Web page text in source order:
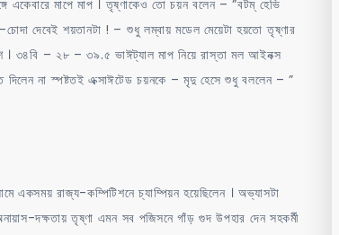
একেবারে মাপে মাপ । তৃষ্ণাকেও তো চয়ন বলেন – ”বটম্ হেভি
দেবেই শয়তানটা ! – শুধু লম্বায় মডেল মেয়েটা হয়তো তৃষ্ণার
। ৩৪বি – ২৮ – ৩৯.৫ ভাঈট্যাল মাপ নিয়ে রাস্তা মল আইনক্স
না স্পষ্টতই এক্সাঈটেড চয়নকে – মৃদু হেসে শুধু বললেন – ”
একসময় রাজ্য-কম্পিটিশনে চ্যাম্পিয়ন হয়েছিলেন । অভ্যাসটা
দক্ষতায় তৃষ্ণা এমন সব পজিসনে গাঁড় গুদ উপহার দেন সহকর্মী